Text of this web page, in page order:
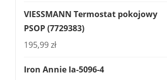
VIESSMANN Termostat pokojowy
PSOP (7729383)
195,99zł
Iron Annie Ia-5096-4